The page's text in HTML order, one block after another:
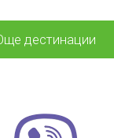
дестинации